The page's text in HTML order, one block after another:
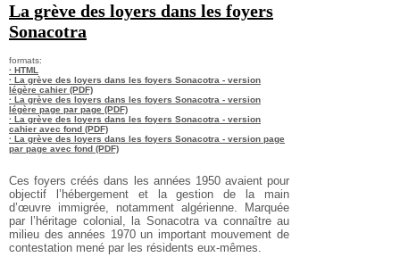
La grève des loyers dans les foyers
Sonacotra
formats:
· HTML
· La grève des loyers dans les foyers Sonacotra - version
légère cahier (PDF)
· La grève des loyers dans les foyers Sonacotra - version
légère page par page (PDF)
· La grève des loyers dans les foyers Sonacotra - version
cahier avec fond (PDF)
· La grève des loyers dans les foyers Sonacotra - version page
par page avec fond (PDF)
Ces foyers créés dans les années 1950 avaient pour
objectif l’hébergement et la gestion de la main
d’œuvre immigrée, notamment algérienne. Marquée
par l’héritage colonial, la Sonacotra va connaître au
milieu des années 1970 un important mouvement de
contestation mené par les résidents eux-mêmes.